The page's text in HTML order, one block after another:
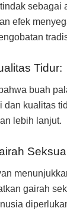
sebagai
efek
Tidur:
buah
dan kualitas
lebih lanjut.
gairah